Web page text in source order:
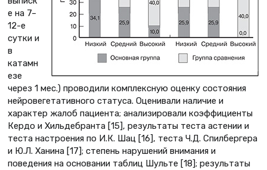
е на 7–
12-е
сутки и
в
катамн
езе
через 1 мес.) проводили комплексную оценку состояния
нейровегетативного статуса. Оценивали наличие и
характер жалоб пациента; анализировали коэффициенты
Кердо и Хильдебранта [15], результаты теста астении и
теста настроения по И.К. Шац [16], теста Ч.Д. Спилбергера
и Ю.Л. Ханина [17]; степень нарушений внимания и
поведения на основании таблиц Шульте [18]; результаты